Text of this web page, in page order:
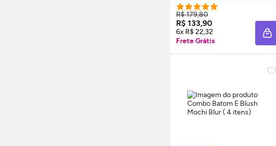
Joey 4g
R$ 179,80
R$ 133,90
6x R$ 22,32
Frete Grátis
COMPRE AGORA ❯